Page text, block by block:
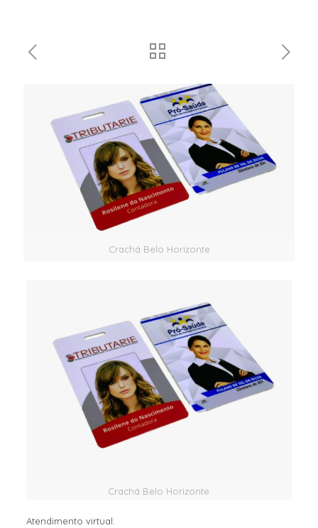
Crachá Belo Horizonte
Crachá Belo Horizonte
Atendimento virtual: